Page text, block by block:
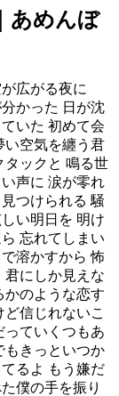
あめんぼ
広がる夜に
かった 日が沈
いた 初めて会
い空気を纏う君
タックと 鳴る世
声に 涙が零れ
つけられる 騒
い明日を 明け
忘れてしまい
溶かすから 怖
君にしか見えな
かのような恋す
信じれないこ
っていくつもあ
もきっといつか
るよ もう嫌だ
僕の手を振り